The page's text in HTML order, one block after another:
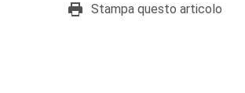
Stampa questo articolo